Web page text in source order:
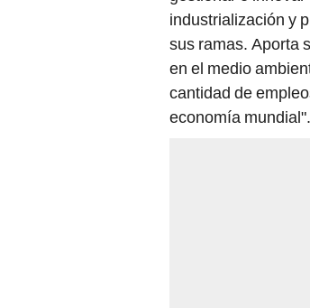
industrialización y
sus ramas. Aporta
en el medio
cantidad de
economía mundial".